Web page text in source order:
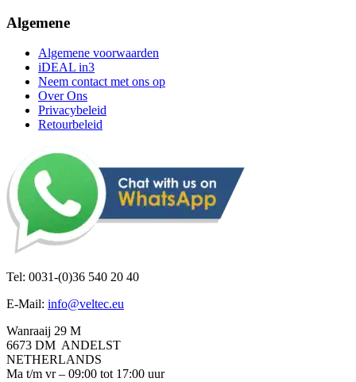
Algemene
Algemene voorwaarden
iDEAL in3
Neem contact met ons op
Over Ons
Privacybeleid
Retourbeleid
Tel: 0031-(0)36 540 20 40
E-Mail: info@veltec.eu
Wanraaij 29 M
6673 DM ANDELST
NETHERLANDS
Ma t/m vr – 09:00 tot 17:00 uur